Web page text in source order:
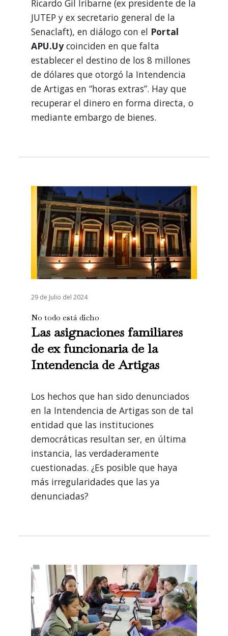
Ricardo Gil Iribarne (ex presidente de la
JUTEP y ex secretario general de la
Senaclaft), en diálogo con el Portal
APU.Uycoinciden en que falta
establecer el destino de los 8 millones
de dólares que otorgó la Intendencia
de Artigas en “horas extras”. Hay que
recuperar el dinero en forma directa, o
mediante embargo de bienes.
29 de Julio del 2024
No todo está dicho
Las asignaciones familiares
de ex funcionaria de la
Intendencia de Artigas
Los hechos que han sido denunciados
en la Intendencia de Artigas son de tal
entidad que las instituciones
democráticas resultan ser, en última
instancia, las verdaderamente
cuestionadas. ¿Es posible que haya
más irregularidades que las ya
denunciadas?